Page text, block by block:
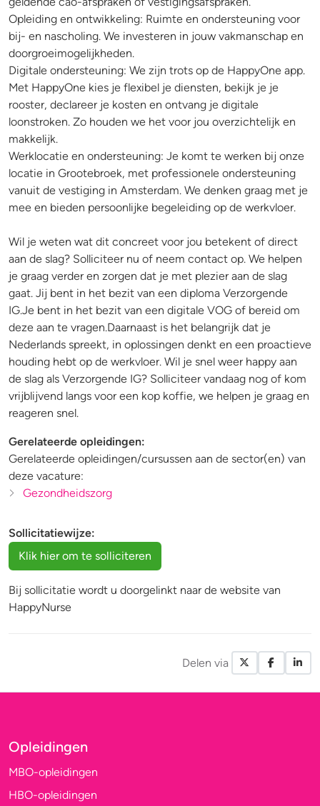
Opleiding en ontwikkeling: Ruimte en ondersteuning voor
bij- en nascholing. We investeren in jouw vakmanschap en
doorgroeimogelijkheden.
Digitale ondersteuning: We zijn trots op de HappyOne app.
Met HappyOne kies je flexibel je diensten, bekijk je je
rooster, declareer je kosten en ontvang je digitale
loonstroken. Zo houden we het voor jou overzichtelijk en
makkelijk.
Werklocatie en ondersteuning: Je komt te werken bij onze
locatie in Grootebroek, met professionele ondersteuning
vanuit de vestiging in Amsterdam. We denken graag met je
mee en bieden persoonlijke begeleiding op de werkvloer.
Wil je weten wat dit concreet voor jou betekent of direct
aan de slag? Solliciteer nu of neem contact op. We helpen
je graag verder en zorgen dat je met plezier aan de slag
gaat. Jij bent in het bezit van een diploma Verzorgende
IG.Je bent in het bezit van een digitale VOG of bereid om
deze aan te vragen.Daarnaast is het belangrijk dat je
Nederlands spreekt, in oplossingen denkt en een proactieve
houding hebt op de werkvloer. Wil je snel weer happy aan
de slag als Verzorgende IG? Solliciteer vandaag nog of kom
vrijblijvend langs voor een kop koffie, we helpen je graag en
reageren snel.
Gerelateerde opleidingen:
Gerelateerde opleidingen/cursussen aan de sector(en) van
deze vacature:
Gezondheidszorg
Sollicitatiewijze:
Bij sollicitatie wordt u doorgelinkt naar de website van
HappyNurse
Delen via X /
Opleidingen
MBO-opleidingen
HBO-opleidingen